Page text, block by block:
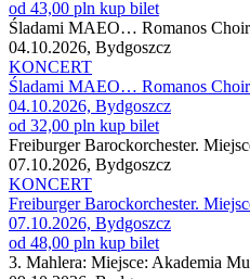
od 43,00 pln kup bilet
Śladami MAEO… Romanos
04.10.2026, Bydgoszcz
KONCERT
Śladami MAEO… Romanos
04.10.2026, Bydgoszcz
od 32,00 pln kup bilet
Freiburger Barockorchester.
07.10.2026, Bydgoszcz
KONCERT
Freiburger Barockorchester.
07.10.2026, Bydgoszcz
od 48,00 pln kup bilet
3. Mahlera: Miejsce: Akademia